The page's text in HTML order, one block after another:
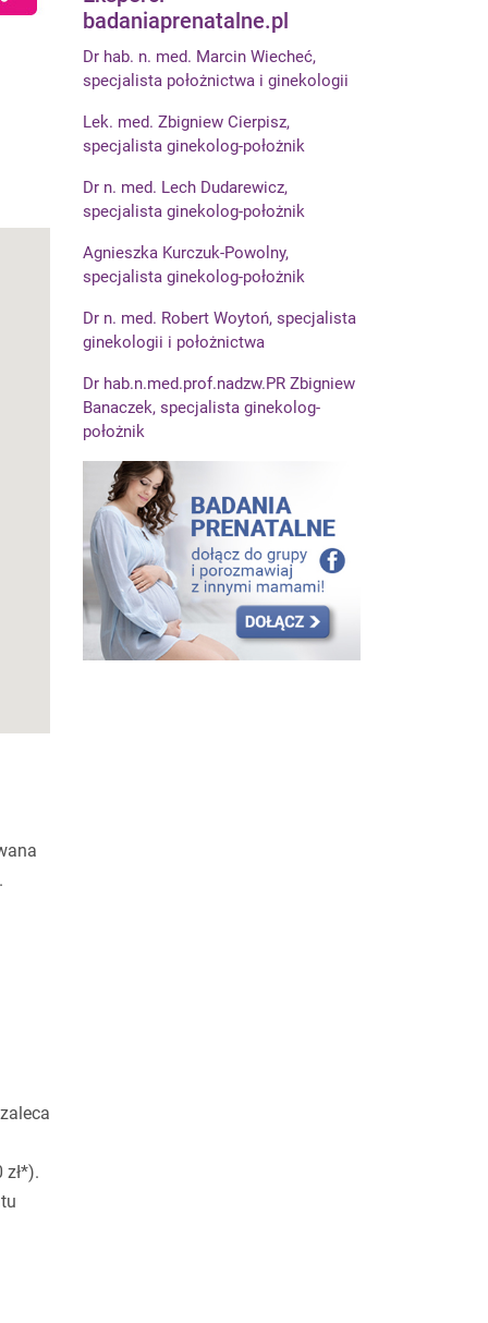
.
badaniaprenatalne.pl
Dr hab. n. med. Marcin Wiecheć,
specjalista położnictwa i ginekologii
Lek. med. Zbigniew Cierpisz,
specjalista ginekolog-położnik
Dr n. med. Lech Dudarewicz,
specjalista ginekolog-położnik
Agnieszka Kurczuk-Powolny,
specjalista ginekolog-położnik
Dr n. med. Robert Woytoń, specjalista
ginekologii i położnictwa
Dr hab.n.med.prof.nadzw.PR Zbigniew
Banaczek, specjalista ginekolog-
położnik